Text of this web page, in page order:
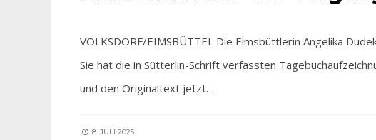
VOLKSDORF/EIMSBÜTTEL Die Eimsbüttlerin Angelika
Sie hat die in Sütterlin-Schrift verfassten
und den Originaltext jetzt…
8. JULI 2025